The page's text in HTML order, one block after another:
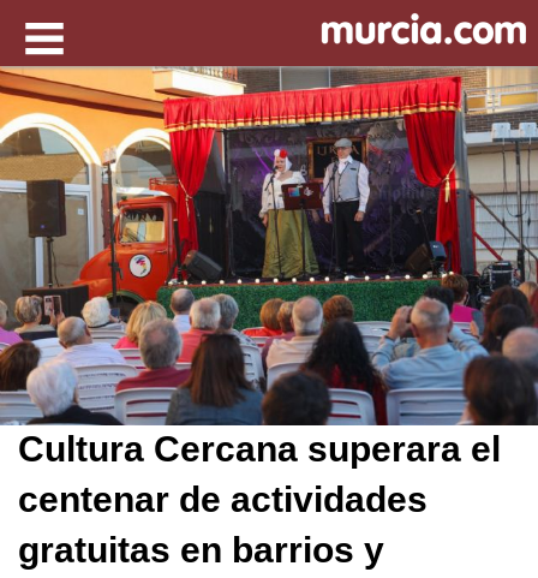
Cultura Cercana superara el
centenar de actividades
gratuitas en barrios y